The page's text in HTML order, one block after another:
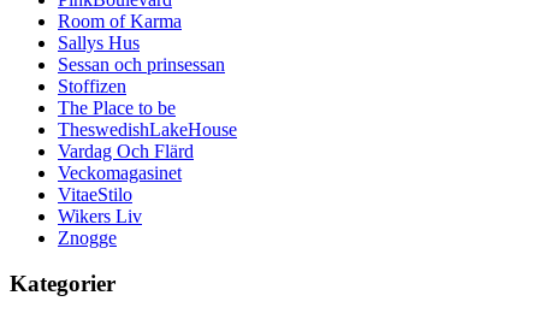
Room of Karma
Sallys Hus
Sessan och prinsessan
Stoffizen
The Place to be
TheswedishLakeHouse
Vardag Och Flärd
Veckomagasinet
VitaeStilo
Wikers Liv
Znogge
Kategorier